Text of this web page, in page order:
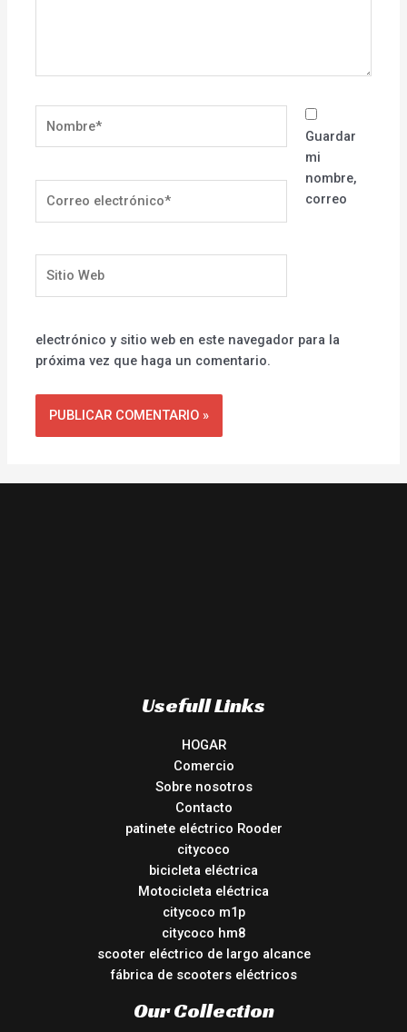
electrónico*
Web
Guardar
mi
nombre,
correo
electrónico y sitio web en este navegador para la
próxima vez que haga un comentario.
Usefull Links
HOGAR
Comercio
Sobre nosotros
Contacto
patinete eléctrico Rooder
citycoco
bicicleta eléctrica
Motocicleta eléctrica
citycoco m1p
citycoco hm8
scooter eléctrico de largo alcance
fábrica de scooters eléctricos
Our Collection